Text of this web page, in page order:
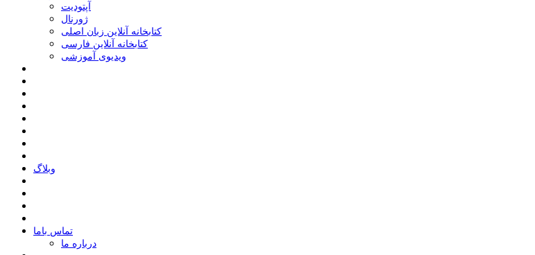
ﺁﭘﺘﻮﺩﯾﺖ
ﮊﻭﺭﻧﺎﻝ
کتابخانه آنلاین زبان اصلی
کتابخانه آنلاین فارسی
ویدیوی آموزشی
وبلاگ
ﺗﻤﺎﺱ ﺑﺎﻣﺎ
درباره ما